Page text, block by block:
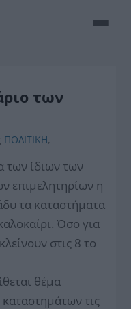
των
ΠΟΛΙΤΙΚΗ,
των ίδιων των
επιμελητηρίων η
τα καταστήματα
Όσο για
στις 8 το
θέμα
τις